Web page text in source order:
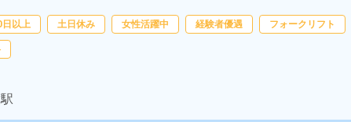
以上 土日休み 女性活躍中 経験者優遇 フォークリフト